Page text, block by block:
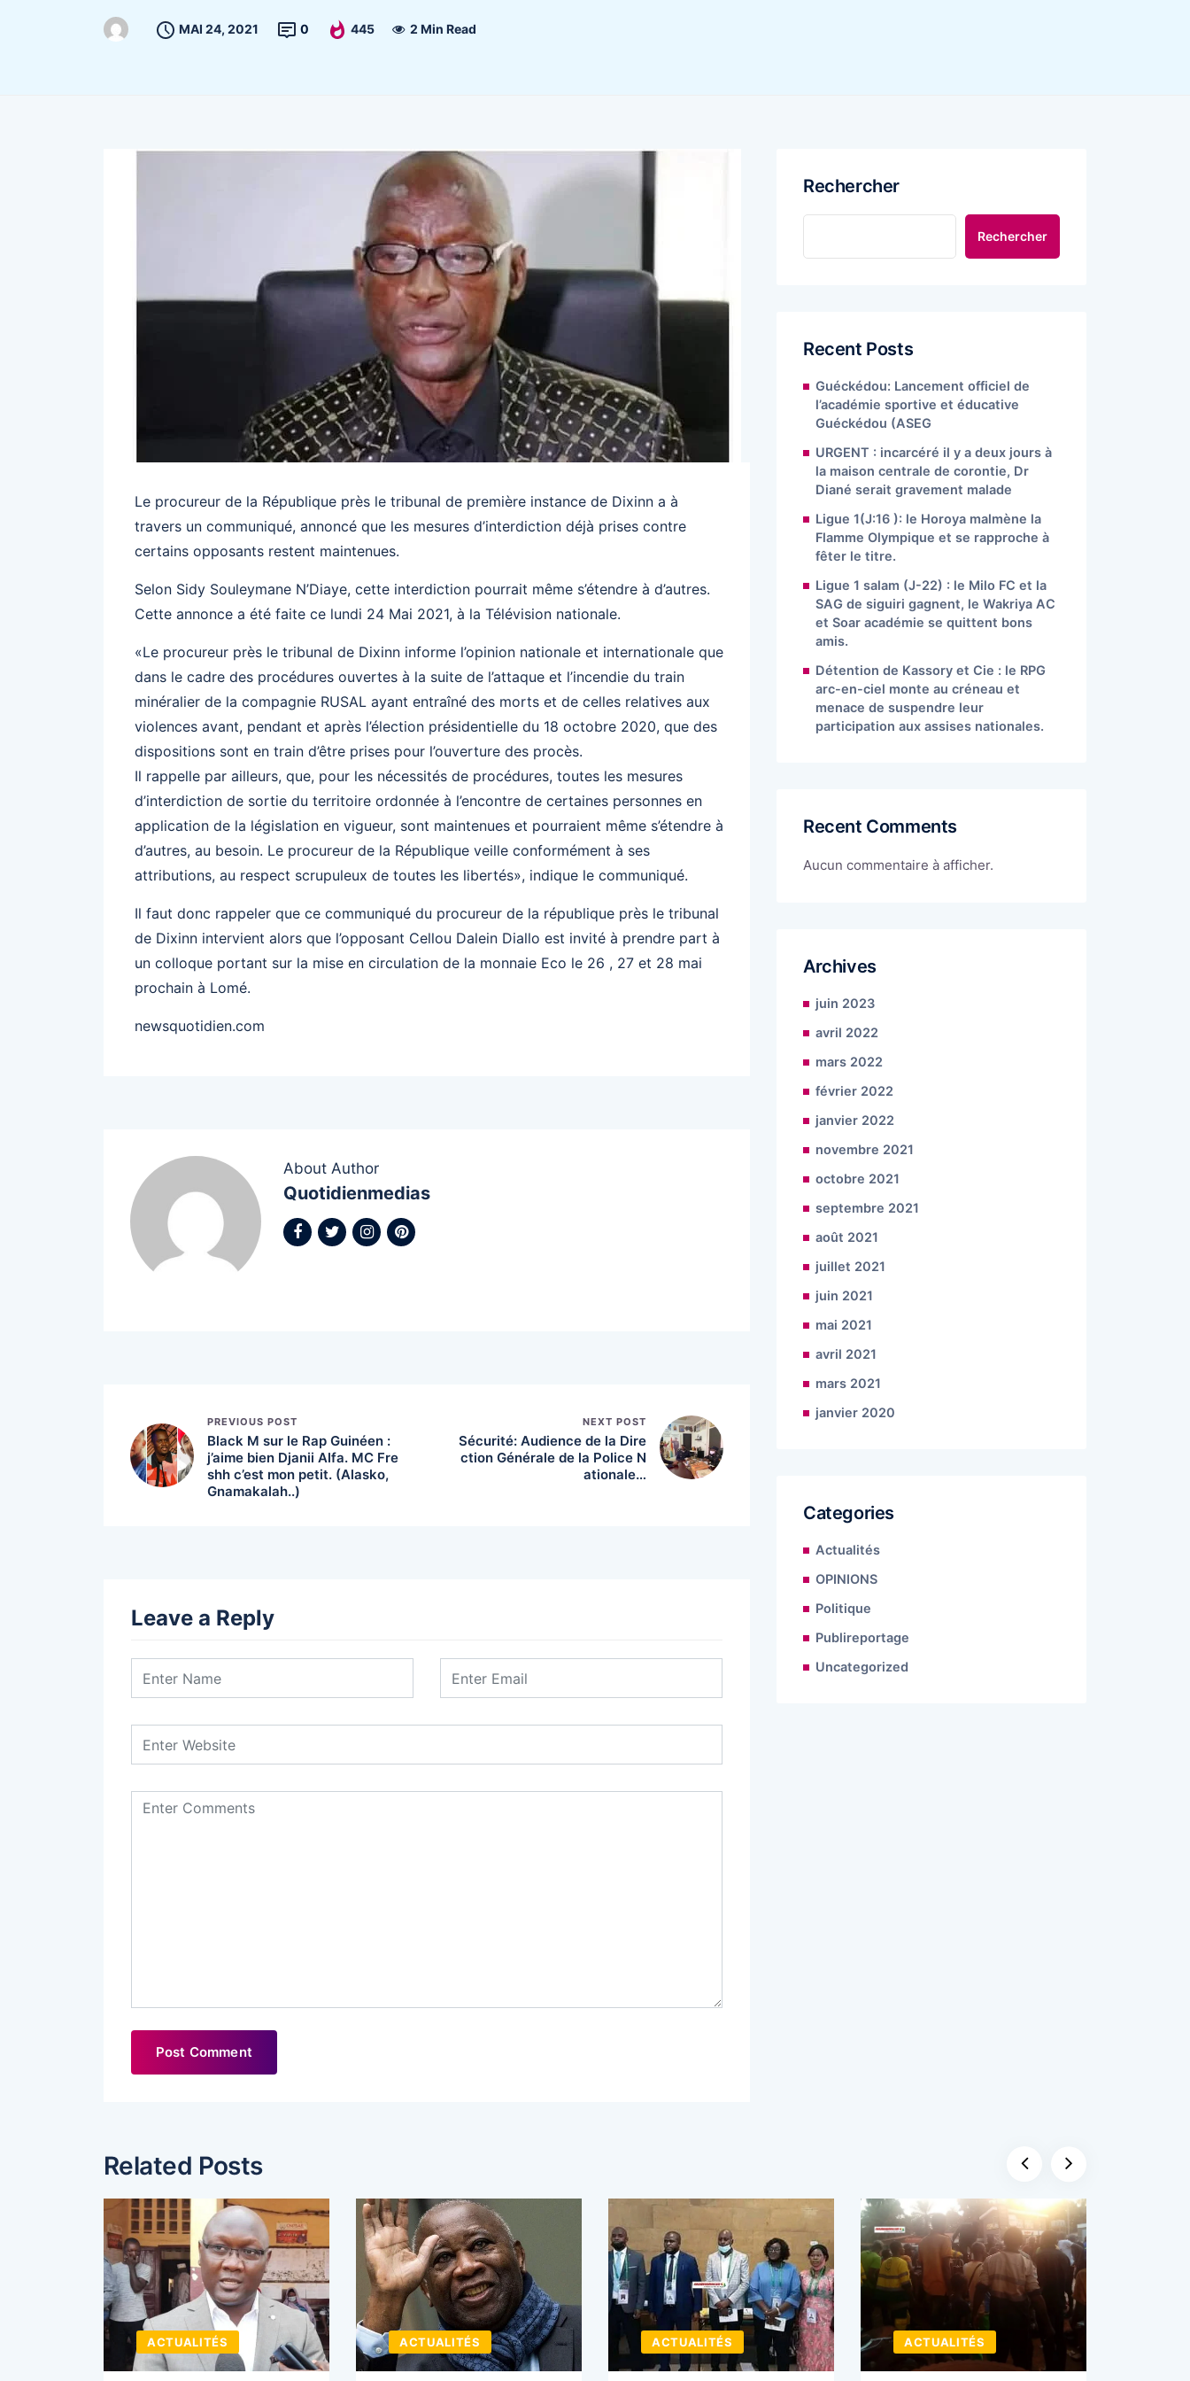
MAI 24, 2021 0 445 2 Min Read
Le procureur de la République près le tribunal de première instance de Dixinn a à
travers un communiqué, annoncé que les mesures d’interdiction déjà prises contre
certains opposants restent maintenues.
Selon Sidy Souleymane N’Diaye, cette interdiction pourrait même s’étendre à d’autres.
Cette annonce a été faite ce lundi 24 Mai 2021, à la Télévision nationale.
«Le procureur près le tribunal de Dixinn informe l’opinion nationale et internationale que
dans le cadre des procédures ouvertes à la suite de l’attaque et l’incendie du train
minéralier de la compagnie RUSAL ayant entraîné des morts et de celles relatives aux
violences avant, pendant et après l’élection présidentielle du 18 octobre 2020, que des
dispositions sont en train d’être prises pour l’ouverture des procès.
Il rappelle par ailleurs, que, pour les nécessités de procédures, toutes les mesures
d’interdiction de sortie du territoire ordonnée à l’encontre de certaines personnes en
application de la législation en vigueur, sont maintenues et pourraient même s’étendre à
d’autres, au besoin. Le procureur de la République veille conformément à ses
attributions, au respect scrupuleux de toutes les libertés», indique le communiqué.
Il faut donc rappeler que ce communiqué du procureur de la république près le tribunal
de Dixinn intervient alors que l’opposant Cellou Dalein Diallo est invité à prendre part à
un colloque portant sur la mise en circulation de la monnaie Eco le 26 , 27 et 28 mai
prochain à Lomé.
newsquotidien.com
About Author
Quotidienmedias
PREVIOUS POST
Black M sur le Rap Guinéen :
j’aime bien Djanii Alfa. MC Fre
shh c’est mon petit. (Alasko,
Gnamakalah..)
NEXT POST
Sécurité: Audience de la Dire
ction Générale de la Police N
ationale…
Leave a Reply
Rechercher
Rechercher
Recent Posts
Guéckédou: Lancement officiel de
l’académie sportive et éducative
Guéckédou (ASEG
URGENT : incarcéré il y a deux jours à
la maison centrale de corontie, Dr
Diané serait gravement malade
Ligue 1(J:16 ): le Horoya malmène la
Flamme Olympique et se rapproche à
fêter le titre.
Ligue 1 salam (J-22) : le Milo FC et la
SAG de siguiri gagnent, le Wakriya AC
et Soar académie se quittent bons
amis.
Détention de Kassory et Cie : le RPG
arc-en-ciel monte au créneau et
menace de suspendre leur
participation aux assises nationales.
Recent Comments
Aucun commentaire à afficher.
Archives
juin 2023
avril 2022
mars 2022
février 2022
janvier 2022
novembre 2021
octobre 2021
septembre 2021
août 2021
juillet 2021
juin 2021
mai 2021
avril 2021
mars 2021
janvier 2020
Categories
Actualités
OPINIONS
Politique
Publireportage
Uncategorized
Related Posts
ACTUALITÉS ACTUALITÉS ACTUALITÉS ACTUALITÉS